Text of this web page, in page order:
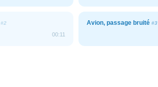
#2
00:11
Avion, passage bruité#3